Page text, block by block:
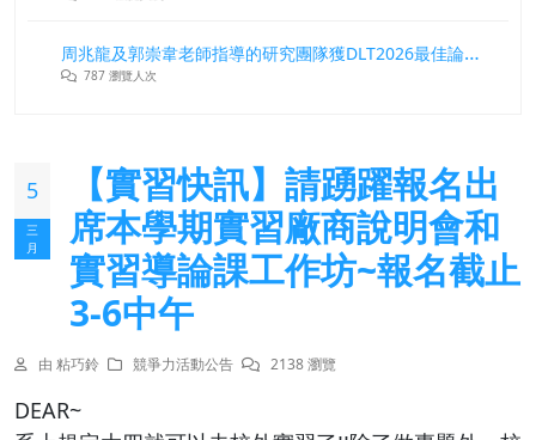
周兆龍及郭崇韋老師指導的研究團隊獲DLT2026最佳論文獎
787 瀏覽人次
5
三
月
【實習快訊】請踴躍報名出
席本學期實習廠商說明會和
實習導論課工作坊~報名截止
3-6中午
由 粘巧鈴 競爭力活動公告 2138 瀏覽
DEAR~